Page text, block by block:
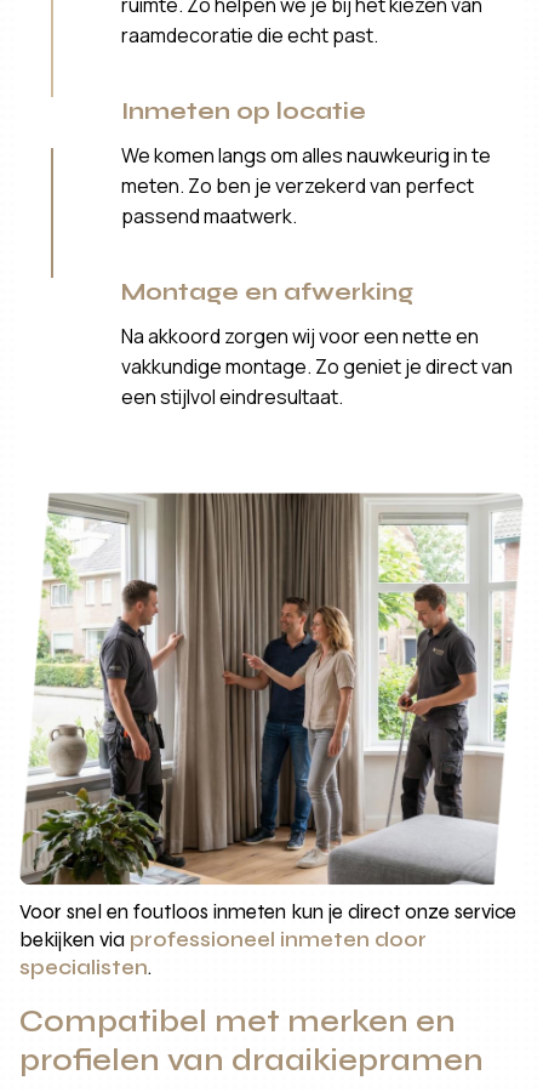
raamdecoratie die echt past.
Inmeten op locatie
We komen langs om alles nauwkeurig in te
meten. Zo ben je verzekerd van perfect
passend maatwerk.
Montage en afwerking
Na akkoord zorgen wij voor een nette en
vakkundige montage. Zo geniet je direct van
een stijlvol eindresultaat.
Voor snel en foutloos inmeten kun je direct onze service
bekijken via professioneel inmeten door
specialisten.
Compatibel met merken en
profielen van draaikiepramen